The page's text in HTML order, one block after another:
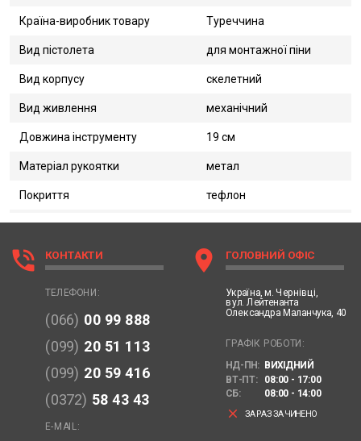
Країна-виробник товару Туреччина
Вид пістолета для монтажної піни
Вид корпусу скелетний
Вид живлення механічний
Довжина інструменту 19 см
Матеріал рукоятки метал
Покриття тефлон
phone_in_talk КОНТАКТИ
ТЕЛЕФОНИ:
(066) 00 99 888
(099) 20 51 113
(099) 20 59 416
(0372) 58 43 43
E-MAIL:
location_on ГОЛОВНИЙ ОФІС
Україна, м. Чернівці,
вул. Лейтенанта
Олександра Маланчука, 40
ГРАФІК РОБОТИ:
НД-ПН: ВИХІДНИЙ
ВТ-ПТ:
08:00 - 17:00
СБ:
08:00 - 14:00
clear ЗАРАЗ ЗАЧИНЕНО